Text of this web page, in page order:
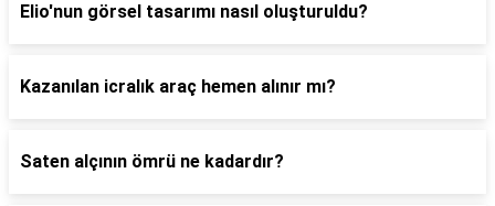
Elio'nun görsel tasarımı nasıl oluşturuldu?
Kazanılan icralık araç hemen alınır mı?
Saten alçının ömrü ne kadardır?